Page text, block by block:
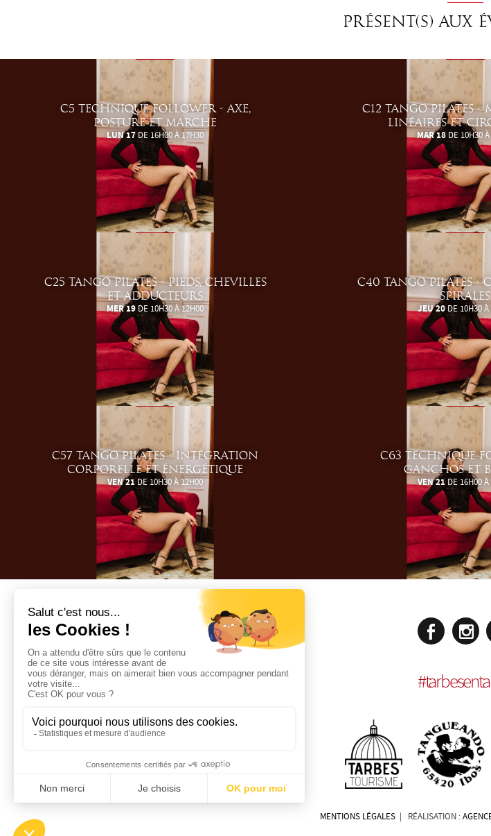
Présent(s) aux
C5 TECHNIQUE FOLLOWER - AXE,
POSTURE ET MARCHE
LUN 17 DE 16H00 À 17H30
C12 TANGO PILATES -
LINÉAIRES ET
MAR 18 DE 10H30
C25 TANGO PILATES - PIEDS, CHEVILLES
ET ADDUCTEURS
MER 19 DE 10H30 À 12H00
C40 TANGO PILATES -
SPIRALES
JEU 20 DE 10H30
C57 TANGO PILATES - INTÉGRATION
CORPORELLE ET ÉNERGÉTIQUE
VEN 21 DE 10H30 À 12H00
C63 TECHNIQUE
GANCHOS ET
VEN 21 DE 16H00
#
MENTIONS LÉGALES| RÉALISATION :